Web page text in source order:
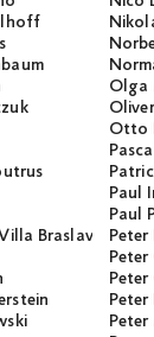
Olga
Otto
Paul
Paul
BraslavskyPeter
Peter